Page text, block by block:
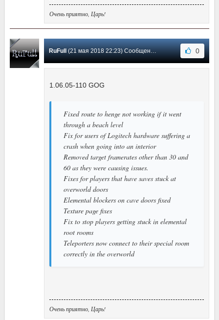
Очень приятно, Царь!
RuFull(21 мая 2018 22:23) Сообщение #8 0
1.06.05-110 GOG
Fixed route to henge not working if it went
through a beach level
Fix for users of Logitech hardware suffering a
crash when going into an interior
Removed target framerates other than 30 and
60 as they were causing issues.
Fixes for players that have saves stuck at
overworld doors
Elemental blockers on cave doors fixed
Texture page fixes
Fix to stop players getting stuck in elemental
root rooms
Teleporters now connect to their special room
correctly in the overworld
Очень приятно, Царь!